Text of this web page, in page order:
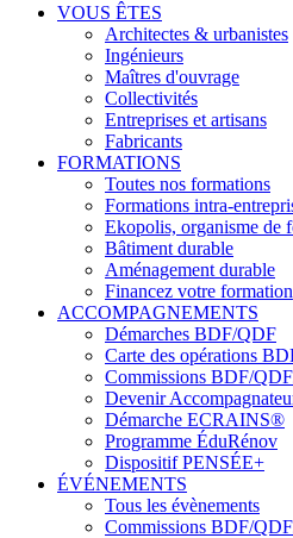
VOUS ÊTES
Architectes & urbanistes
Ingénieurs
Maîtres d'ouvrage
Collectivités
Entreprises et artisans
Fabricants
FORMATIONS
Toutes nos formations
Formations intra-
Ekopolis, organisme de
Bâtiment durable
Aménagement durable
Financez votre formation
ACCOMPAGNEMENTS
Démarches BDF/QDF
Carte des opérations
Commissions BDF/
Devenir
Démarche ECRAINS®
Programme ÉduRénov
Dispositif PENSÉE+
ÉVÉNEMENTS
Tous les évènements
Commissions BDF/